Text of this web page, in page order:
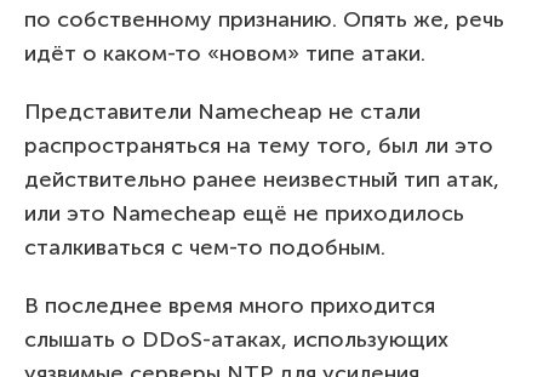
по собственному признанию. Опять же, речь
идёт о каком-то «новом» типе атаки.
Представители Namecheap не стали
распространяться на тему того, был ли это
действительно ранее неизвестный тип атак,
или это Namecheap ещё не приходилось
сталкиваться с чем-то подобным.
В последнее время много приходится
слышать о DDoS-атаках, использующих